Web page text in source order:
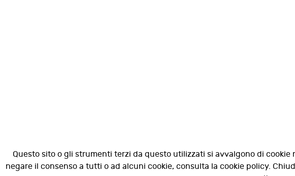
Questo sito o gli strumenti terzi da questo utilizzati si avvalgono di
negare il consenso a tutti o ad alcuni cookie, consulta la cookie policy.